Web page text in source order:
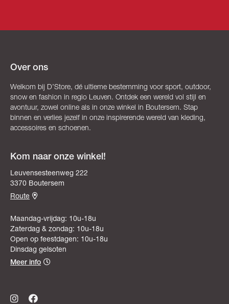
Over ons
Welkom bij D’Store, dé ultieme bestemming voor sport, outdoor,
snow en fashion in regio Leuven. Ontdek een wereld vol stijl en
avontuur, zowel online als in onze winkel in Boutersem. Stap
binnen en verlies jezelf in onze inspirerende wereld van kleding,
accessoires en schoenen.
Kom naar onze winkel!
Leuvensesteenweg 222
3370 Boutersem
Route
Maandag-vrijdag: 10u-18u
Zaterdag & zondag: 10u-18u
Open op feestdagen: 10u-18u
Dinsdag gelsoten
Meer info